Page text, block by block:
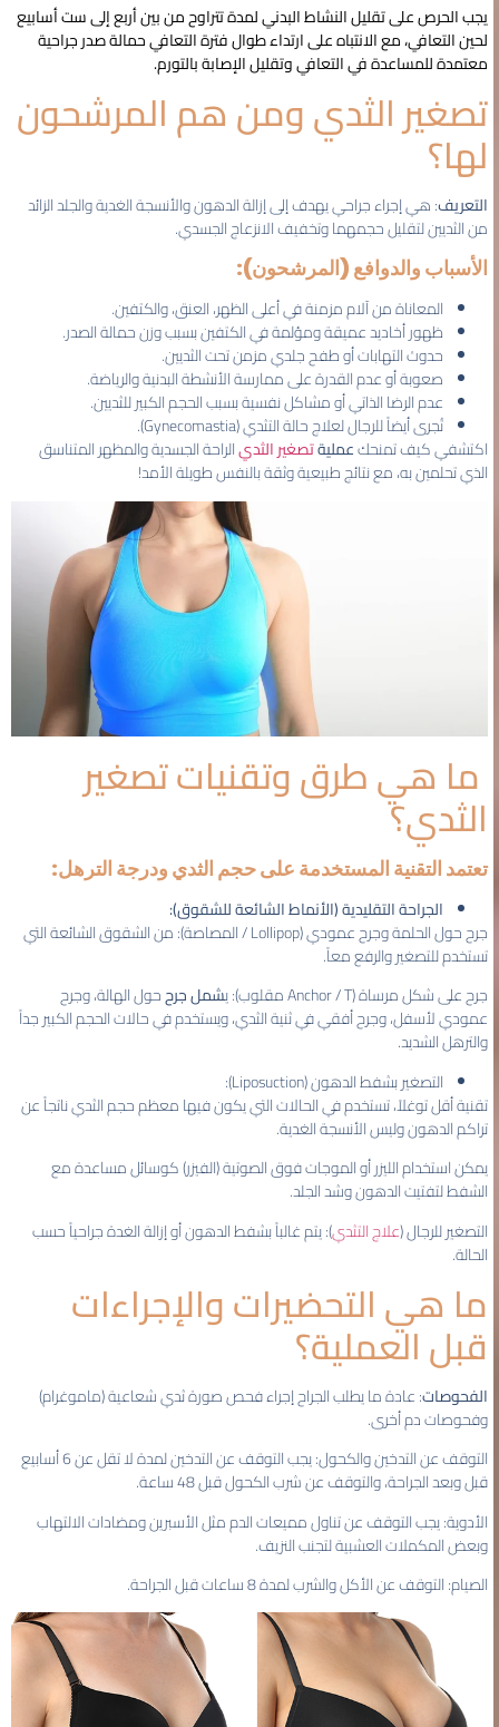
يجب الحرص على تقليل النشاط البدني لمدة تتراوح من بين أربع إلى ست أسابيع
لحين التعافي، مع الانتباه على ارتداء طوال فترة التعافي حمالة صدر جراحية
معتمدة للمساعدة في التعافي وتقليل الإصابة بالتورم.
تصغير الثدي ومن هم المرشحون
لها؟
التعريف: هي إجراء جراحي يهدف إلى إزالة الدهون والأنسجة الغدية والجلد الزائد
من الثديين لتقليل حجمهما وتخفيف الانزعاج الجسدي.
الأسباب والدوافع (المرشحون):
المعاناة من آلام مزمنة في أعلى الظهر، العنق، والكتفين.
ظهور أخاديد عميقة ومؤلمة في الكتفين بسبب وزن حمالة الصدر.
حدوث التهابات أو طفح جلدي مزمن تحت الثديين.
صعوبة أو عدم القدرة على ممارسة الأنشطة البدنية والرياضة.
عدم الرضا الذاتي أو مشاكل نفسية بسبب الحجم الكبير للثديين.
تُجرى أيضاً للرجال لعلاج حالة التثدي (Gynecomastia).
اكتشفي كيف تمنحكعمليةتصغير الثديالراحة الجسدية والمظهر المتناسق
الذي تحلمين به، مع نتائج طبيعية وثقة بالنفس طويلة الأمد!
ما هي طرق وتقنيات تصغير
الثدي؟
تعتمد التقنية المستخدمة على حجم الثدي ودرجة الترهل:
الجراحة التقليدية (الأنماط الشائعة للشقوق):
جرح حول الحلمة وجرح عمودي (Lollipop / المصاصة): من الشقوق الشائعة التي
تستخدم للتصغير والرفع معاً.
جرح على شكل مرساة (Anchor / T مقلوب): ي
شمل جرححول الهالة، وجرح
عمودي لأسفل، وجرح أفقي في ثنية الثدي، ويستخدم في حالات الحجم الكبير جداً
والترهل الشديد.
التصغير بشفط الدهون (Liposuction):
تقنية أقل توغلاً، تستخدم في الحالات التي يكون فيها معظم حجم الثدي ناتجاً عن
تراكم الدهون وليس الأنسجة الغدية.
يمكن استخدام الليزر أو الموجات فوق الصوتية (الفيزر) كوسائل مساعدة مع
الشفط لتفتيت الدهون وشد الجلد.
التصغير للرجال (علاج التثدي): يتم غالباً بشفط الدهون أو إزالة الغدة جراحياً حسب
الحالة.
ما هي التحضيرات والإجراءات
قبل العملية؟
الفحوصات: عادة ما يطلب الجراح إجراء فحص صورة ثدي شعاعية (ماموغرام)
وفحوصات دم أخرى.
التوقف عن التدخين والكحول: يجب التوقف عن التدخين لمدة لا تقل عن 6 أسابيع
قبل وبعد الجراحة، والتوقف عن شرب الكحول قبل 48 ساعة.
الأدوية: يجب التوقف عن تناول مميعات الدم مثل الأسبرين ومضادات الالتهاب
وبعض المكملات العشبية لتجنب النزيف.
الصيام: التوقف عن الأكل والشرب لمدة 8 ساعات قبل الجراحة.